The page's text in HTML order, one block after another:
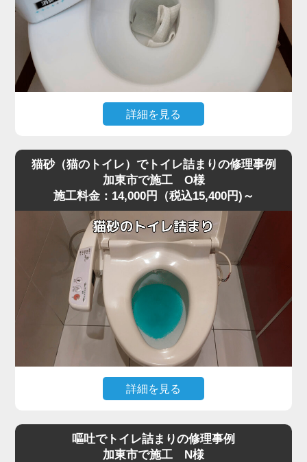
まり、手前には見えない位置で完全に閉塞を起こすケース
が増えています。
こうした奥の詰まりは家庭用の道具では届かず、無理に押
すと内部でさらに強く詰まってしまうことがあります。
今回は業務用の高圧ポンプを使用し、詰まりの核心部分へ
圧力を段階的にかける方法で作業を行いました。
急激に圧力を加えると便器に負担がかかるため、内部の抵
抗を確認しながら慎重に数回加圧。
押し流されて一気に通水が回復しました。
作業後は複数回の排水テストも行い、逆流・異音・水位の
異常がないことを確認し、安心して使用できる状態に復
旧。
最後に、再発防止策として「トイレットペーパーは2～3回
に分けて流す」「厚手ペーパーを大量に使わない」など正
しい使い方もお伝えしました。
大量のペーパーによる詰まりは軽度に見えても、便器内部
の奥で固まっていることが多く、高圧ポンプのような専門
機材でないと解消が難しいケースが非常に多いです。
詳細を見る
水位が上がったまま下がらなくなり、トイレが完全に詰ま
ってしまったというご相談がありました。
現場を確認すると、便器の奥でシートがしっかりと引っ掛
かり、手前の見える部分ではなくS字奥で固く詰まってい
る状態でした。
最近は「流せる」と書かれたお掃除シートが普及していま
すが、実際にはトイレットペーパーほど水に溶けにくく、
加東市周辺でもシート詰まりのトラブルが増えています。
特に節水型トイレでは水量が少ないため、少し厚めのシー
トでも奥で丸まって団子状に固まりやすく、家庭用のラバ
ーカップではほとんど動かないケースが多いのが特徴で
今回の現場では、業務用の高圧ポンプを使用し、詰まりの
ある深い位置に圧力を段階的にかけて作業を行いました。
数回加圧すると、固まっていたシートの塊が崩れ、排水路
複数回の流しテストでも異常はなく、通常利用できる状態
猫砂（猫のトイレ）でトイレ詰まりの修理事例
加東市で施工 O様
施工料金：14,000円（税込15,400円)～
詳細を見る
引かなくなりトイレが使えなくなったというご相談があり
嘔吐でトイレ詰まりの修理事例
加東市で施工 N様